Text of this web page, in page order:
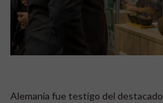
Alemania fue testigo del